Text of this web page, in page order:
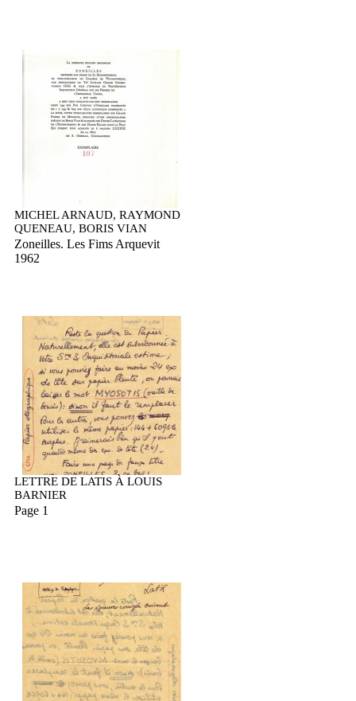
MICHEL ARNAUD, RAYMOND
QUENEAU, BORIS VIAN
Zoneilles. Les Fims Arquevit
1962
LETTRE DE LATIS À LOUIS
BARNIER
Page 1